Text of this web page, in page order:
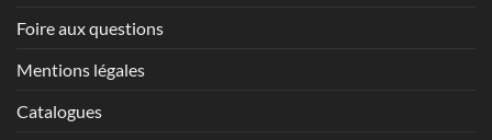
Foire aux questions
Mentions légales
Catalogues